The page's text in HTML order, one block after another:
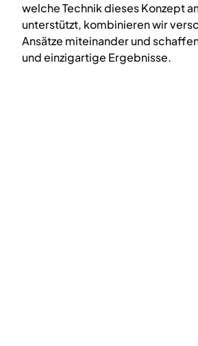
welche Technik dieses Konzept
unterstützt, kombinieren wir
Ansätze miteinander und
und einzigartige Ergebnisse.